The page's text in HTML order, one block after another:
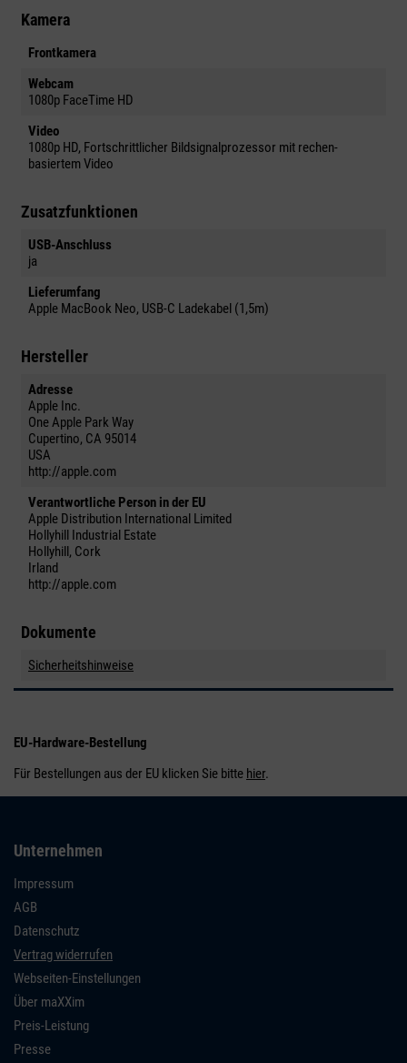
Kamera
Frontkamera
Webcam
1080p FaceTime HD
Video
1080p HD, Fort­schrittlicher Bildsignal­prozessor mit rechen­
basiertem Video
Zusatzfunktionen
USB-Anschluss
ja
Lieferumfang
Apple MacBook Neo, USB-C Ladekabel (1,5m)
Hersteller
Adresse
Apple Inc.
One Apple Park Way
Cupertino, CA 95014
USA
http://apple.com
Verantwortliche Person in der EU
Apple Distribution International Limited
Hollyhill Industrial Estate
Hollyhill, Cork
Irland
http://apple.com
Dokumente
Sicherheitshinweise
EU-Hardware-Bestellung
Für Bestellungen aus der EU klicken Sie bitte hier.
Unternehmen
Impressum
AGB
Datenschutz
Vertrag widerrufen
Webseiten-Einstellungen
Über maXXim
Preis-Leistung
Presse